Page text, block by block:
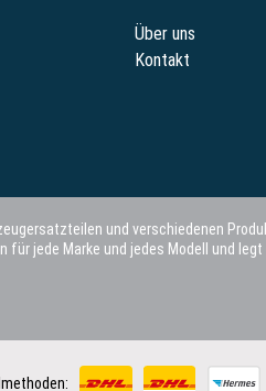
Über uns
Kontakt
und verschiedenen
jede Marke und jedes Modell und